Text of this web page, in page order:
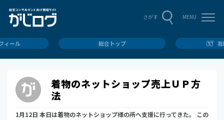
さがす MENU
ィール 総合トップ
着物のネットショップ売上ＵＰ方
法
1月12日 本日は着物のネットショップ様の所へ支援に行ってきた。 この